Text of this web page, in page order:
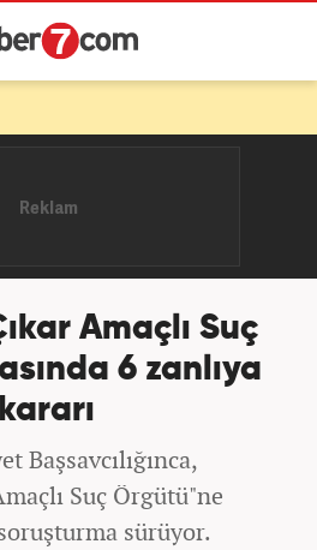
Amaçlı Suç
6 zanlıya
Başsavcılığınca,
Suç Örgütü"ne
sürüyor.